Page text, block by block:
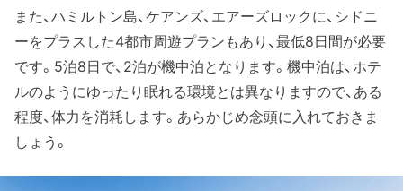
また、ハミルトン島、ケアンズ、エアーズロックに、シドニ
ーをプラスした4都市周遊プランもあり、最低8日間が必要
です。5泊8日で、2泊が機中泊となります。機中泊は、ホテ
ルのようにゆったり眠れる環境とは異なりますので、ある
程度、体力を消耗します。あらかじめ念頭に入れておきま
しょう。